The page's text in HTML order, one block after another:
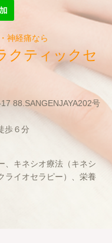
神経痛なら
クティックセ
88.SANGENJAYA202号
歩６分
、キネシオ療法（キネシ
ライオセラピー）、栄養